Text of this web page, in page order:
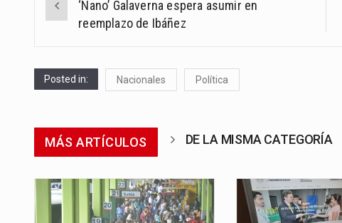
navigation
‘Nano’ Galaverna espera asumir en
reemplazo de Ibáñez
Posted in: Nacionales Política
MÁS ARTÍCULOS DE LA MISMA CATEGORÍA